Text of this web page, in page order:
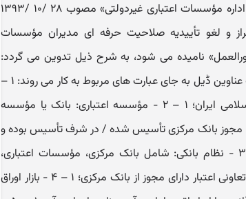
۵۹، ۹۵ و ۹۶ «آیین نامه نحوه تأسیس و اداره مؤسسات اعتباری غیردولتی» مصوب ۲۸ /۱۰ /۱۳۹۳
و لغو تأییدیه صلاحیت حرفه ای مدیران مؤسسات
نامیده می شود، به شرح ذیل تدوین می گردد:
فصل اول : تعاریف ماده ۱ - در این مقررات عناوین ڈیل به جای عبارت های مربوط به کار می روند: ۱ –
۱ - بانک مرکزی: بانک مرکزی جمهوری اسلامی ایران؛ ۱ – ۲ - مؤسسه اعتباری: بانک یا مؤسسه
با مجوز بانک مرکزی تأسیس شده / در شرف تأسیس بوده و
تحت نظارت بانک مرکزی قرار دارد؛ ۱ – ۳ - نظام بانکی: شامل بانک مرکزی، مؤسسات اعتباری،
صندوق های قرض الحسنه و شرکت های تعاونی اعتبار دارای مجوز از بانک مرکزی؛ ۱ – ۴ - بازار اوراق